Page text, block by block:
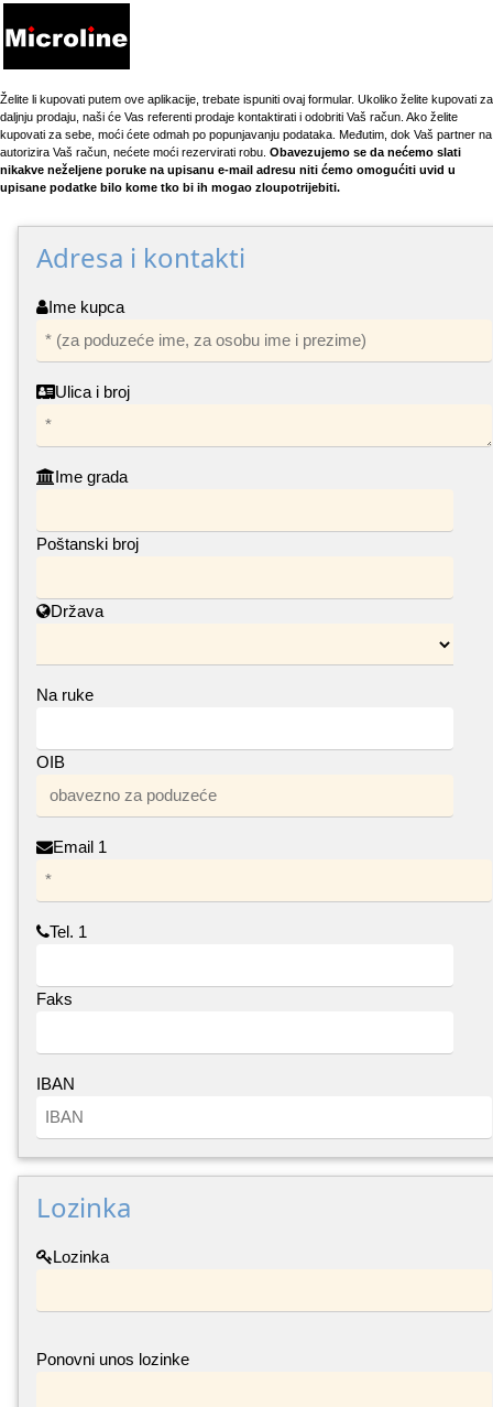
Želite li kupovati putem ove aplikacije, trebate ispuniti ovaj formular. Ukoliko želite kupovati za
daljnju prodaju, naši će Vas referenti prodaje kontaktirati i odobriti Vaš račun. Ako želite
kupovati za sebe, moći ćete odmah po popunjavanju podataka. Međutim, dok Vaš partner na
autorizira Vaš račun, nećete moći rezervirati robu. Obavezujemo se da nećemo slati
nikakve neželjene poruke na upisanu e-mail adresu niti ćemo omogućiti uvid u
upisane podatke bilo kome tko bi ih mogao zloupotrijebiti.
Adresa i kontakti
Ime kupca
Ulica i broj
Ime grada
Poštanski broj
Država
Na ruke
OIB
Email 1
Tel. 1
Faks
IBAN
Lozinka
Lozinka
Ponovni unos lozinke